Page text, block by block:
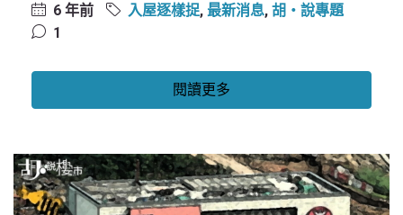
6 年前 入屋逐樣捉, 最新消息, 胡‧說專題
1
閱讀更多